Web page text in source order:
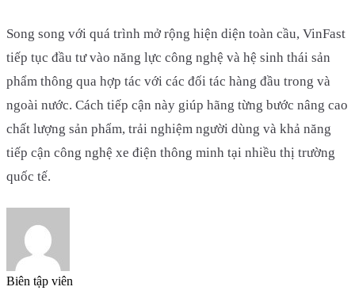
Song song với quá trình mở rộng hiện diện toàn cầu, VinFast
tiếp tục đầu tư vào năng lực công nghệ và hệ sinh thái sản
phẩm thông qua hợp tác với các đối tác hàng đầu trong và
ngoài nước. Cách tiếp cận này giúp hãng từng bước nâng cao
chất lượng sản phẩm, trải nghiệm người dùng và khả năng
tiếp cận công nghệ xe điện thông minh tại nhiều thị trường
quốc tế.
Biên tập viên